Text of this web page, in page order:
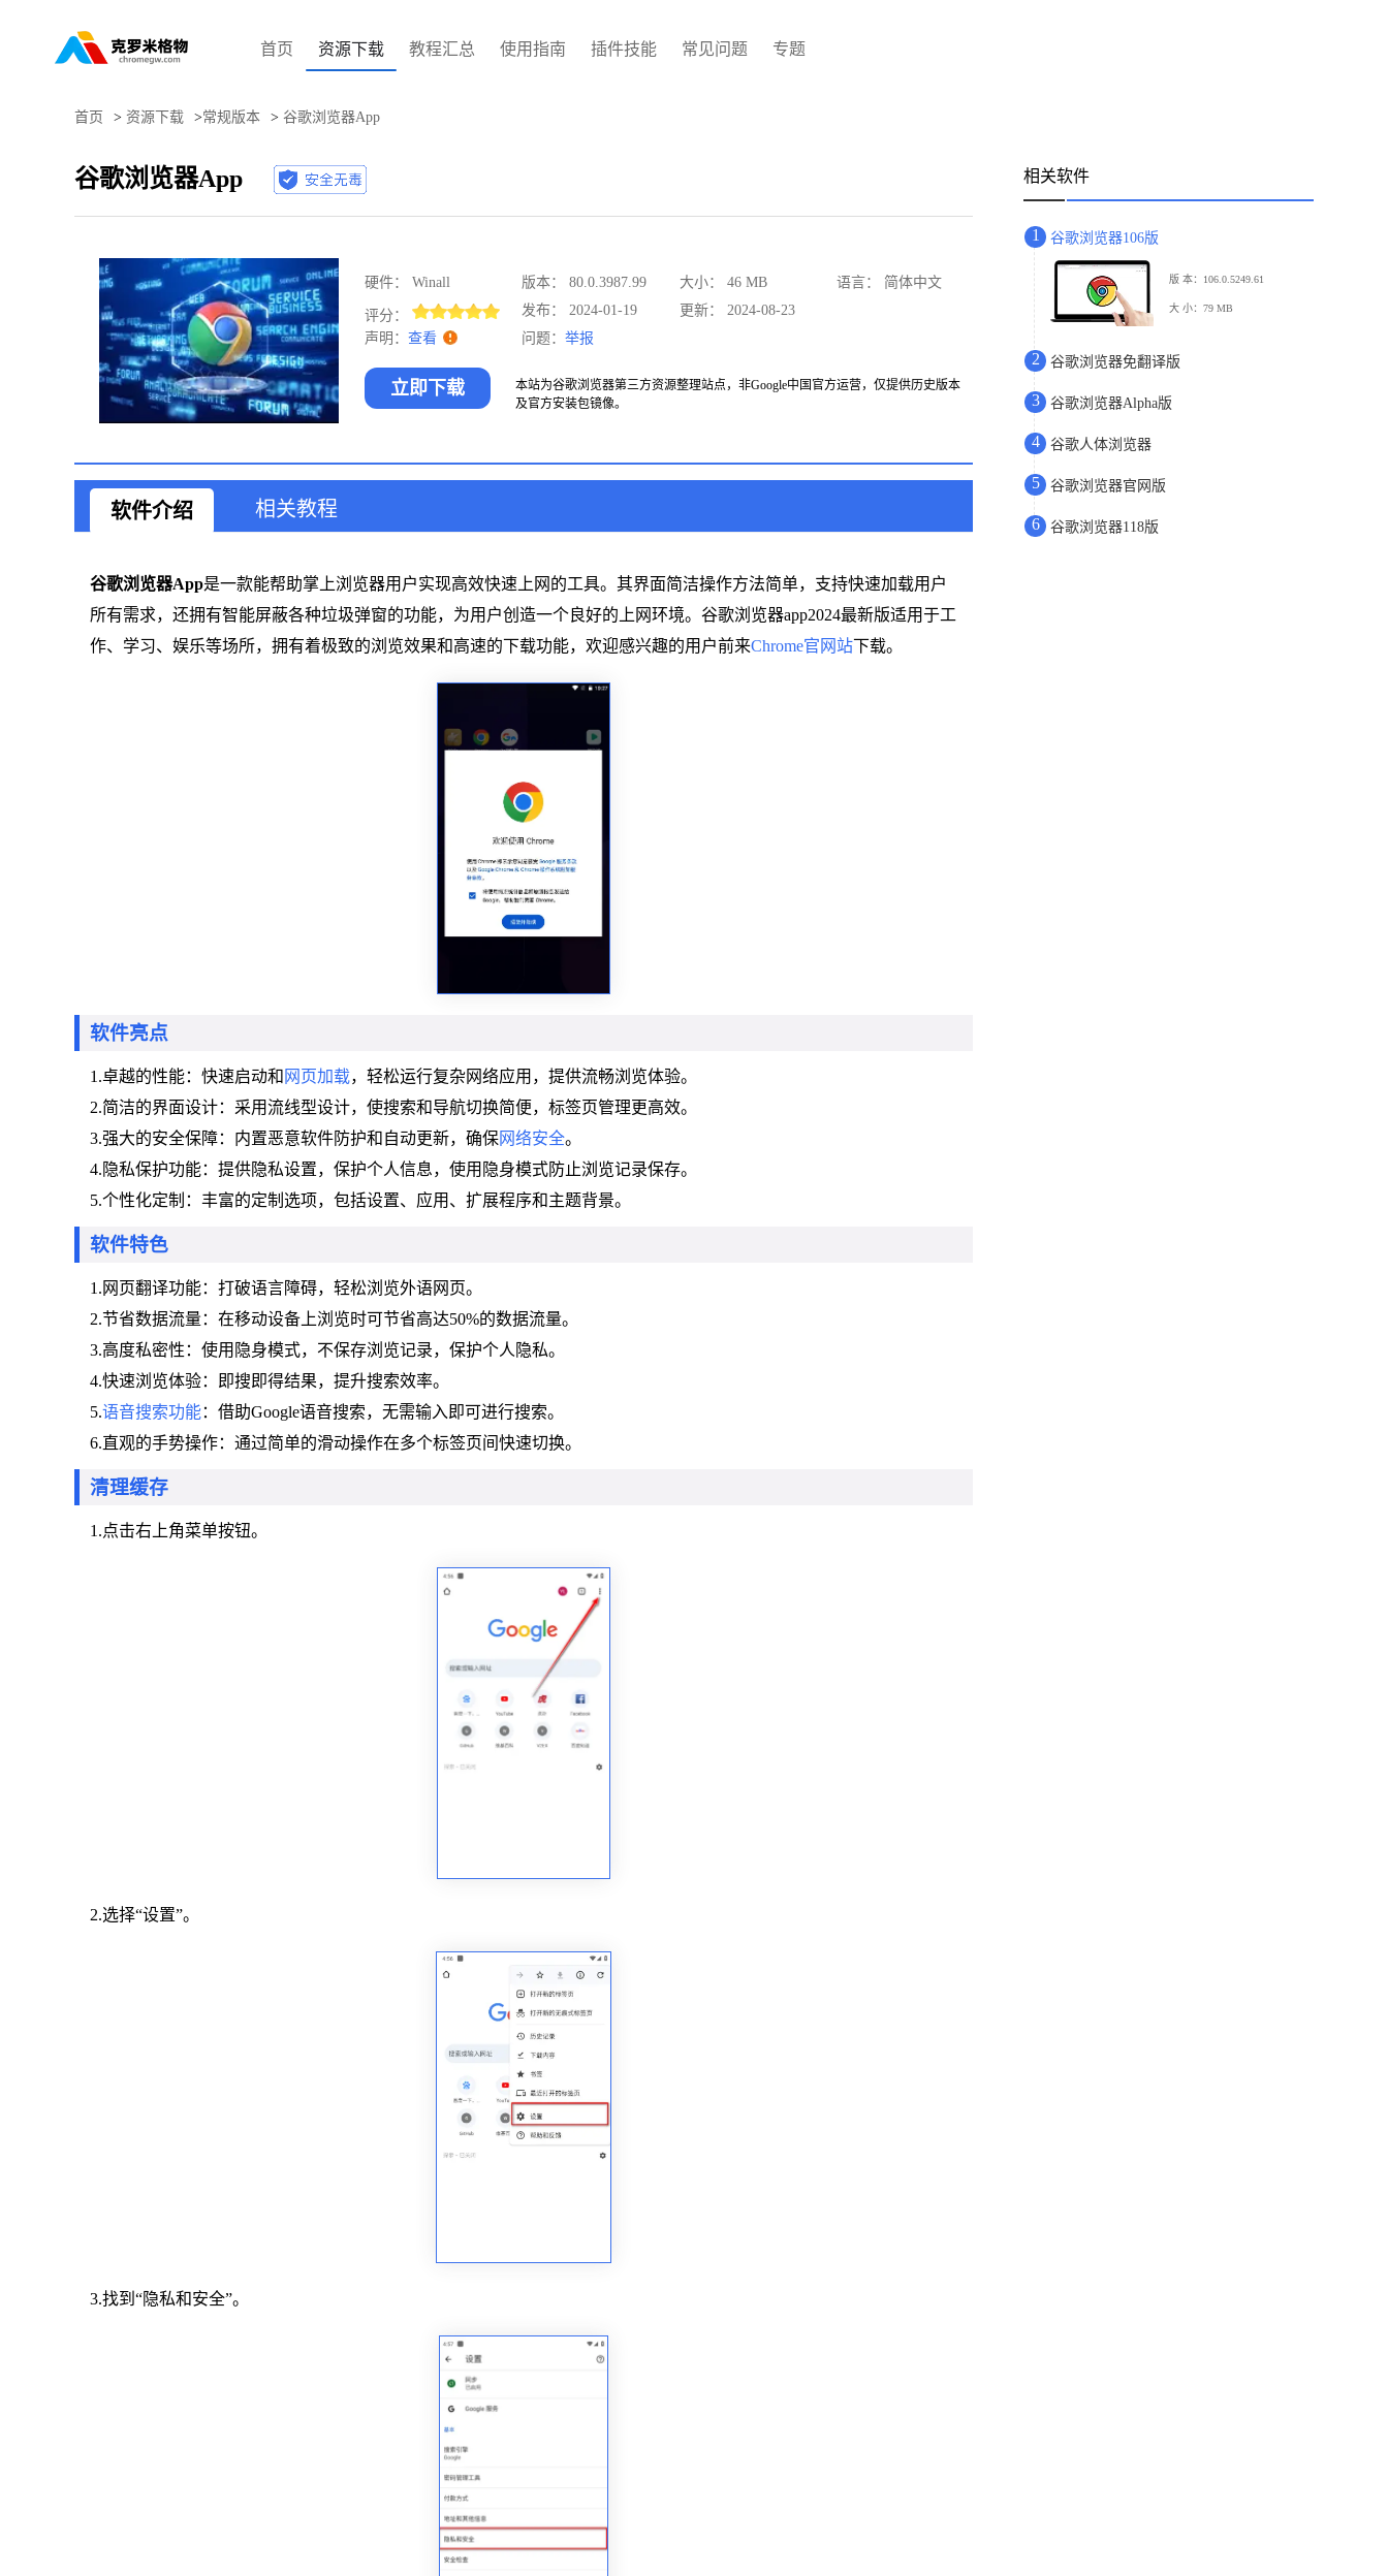
首页 资源下载 教程汇总 使用指南 插件技能 常见问题 专题
首页 > 资源下载 >常规版本 > 谷歌浏览器App
谷歌浏览器App
硬件： Winall 版本：80.0.3987.99 大小： 46 MB 语言： 简体中文
评分： 发布： 2024-01-19 更新： 2024-08-23
声明： 查看 问题：举报
立即下载
本站为谷歌浏览器第三方资源整理站点，非Google中国官方运营，仅提供历史版本
及官方安装包镜像。
软件介绍 相关教程
谷歌浏览器App是一款能帮助掌上浏览器用户实现高效快速上网的工具。其界面简洁操作方法简单，支持快速加载用户
所有需求，还拥有智能屏蔽各种垃圾弹窗的功能，为用户创造一个良好的上网环境。谷歌浏览器app2024最新版适用于工
作、学习、娱乐等场所，拥有着极致的浏览效果和高速的下载功能，欢迎感兴趣的用户前来Chrome官网站下载。
软件亮点
1.卓越的性能：快速启动和 网页加载，轻松运行复杂网络应用，提供流畅浏览体验。
2.简洁的界面设计：采用流线型设计，使搜索和导航切换简便，标签页管理更高效。
3.强大的安全保障：内置恶意软件防护和自动更新，确保网络安全。
4.隐私保护功能：提供隐私设置，保护个人信息，使用隐身模式防止浏览记录保存。
5.个性化定制：丰富的定制选项，包括设置、应用、扩展程序和主题背景。
软件特色
1.网页翻译功能：打破语言障碍，轻松浏览外语网页。
2.节省数据流量：在移动设备上浏览时可节省高达50%的数据流量。
3.高度私密性：使用隐身模式，不保存浏览记录，保护个人隐私。
4.快速浏览体验：即搜即得结果，提升搜索效率。
5.语音搜索功能：借助Google语音搜索，无需输入即可进行搜索。
6.直观的手势操作：通过简单的滑动操作在多个标签页间快速切换。
清理缓存
1.点击右上角菜单按钮。
2.选择“设置”。
3.找到“隐私和安全”。
相关软件
1 谷歌浏览器106版
版 本：106.0.5249.61
大 小：79 MB
2 谷歌浏览器免翻译版
3 谷歌浏览器Alpha版
4 谷歌人体浏览器
5 谷歌浏览器官网版
6 谷歌浏览器118版